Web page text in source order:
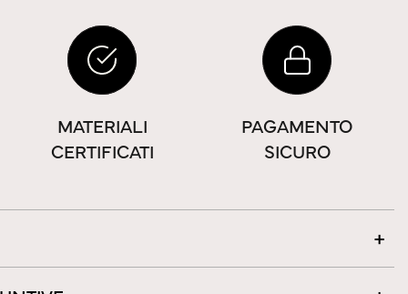
MATERIALI
CERTIFICATI
PAGAMENTO
SICURO